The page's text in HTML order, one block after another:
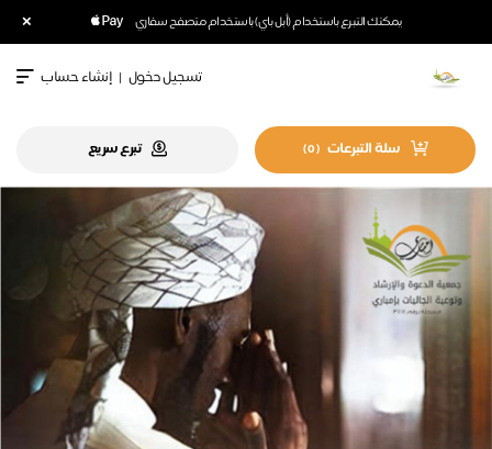
يمكنك التبرع باستخدام (أبل باي) باستخدام متصفح سفاري ×
تسجيل دخول | إنشاء حساب
سلة التبرعات (
0
) تبرع سريع